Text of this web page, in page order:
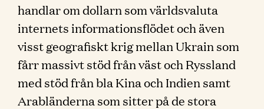
handlar om dollarn som världsvaluta
internets informationsflödet och även
visst geografiskt krig mellan Ukrain som
fårr massivt stöd från väst och Ryssland
med stöd från bla Kina och Indien samt
Arabländerna som sitter på de stora